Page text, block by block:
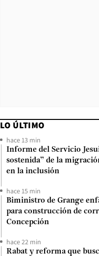
LO ÚLTIMO
hace 13 min
Informe del Servicio
sostenida” de la
en la inclusión
hace 15 min
Biministro de Grange
para construcción de
Concepción
hace 22 min
Rabat y reforma que